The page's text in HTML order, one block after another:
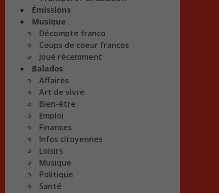
Émissions
Musique
Décompte franco
Coups de coeur francos
Joué récemment
Balados
Affaires
Art de vivre
Bien-être
Emploi
Finances
Infos citoyennes
Loisirs
Musique
Politique
Santé